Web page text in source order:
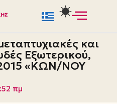
και
Εξωτερικού,
«ΚΩΝ/ΝΟΥ
πμ